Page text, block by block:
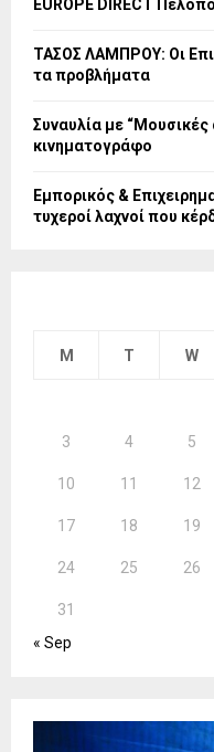
EUROPE DIRECT
ΤΑΣΟΣ ΛΑΜΠΡΟΥ: Οι
τα προβλήματα
Συναυλία με
κινηματογράφο
Εμπορικός &
τυχεροί λαχνοί που
M T W
3 4 5
10 11 12
17 18 19
24 25 26
31
« Sep